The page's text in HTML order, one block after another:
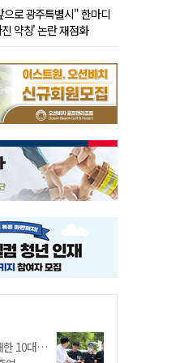
로 광주특별시" 한마디
약칭' 논란 재점화
한 10대…